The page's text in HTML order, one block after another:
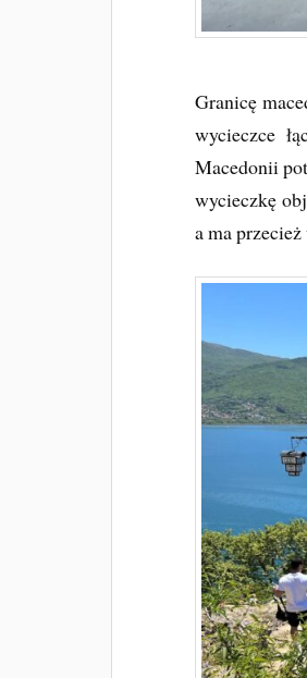
Granicę
wycieczce
Macedonii
wycieczkę
a ma